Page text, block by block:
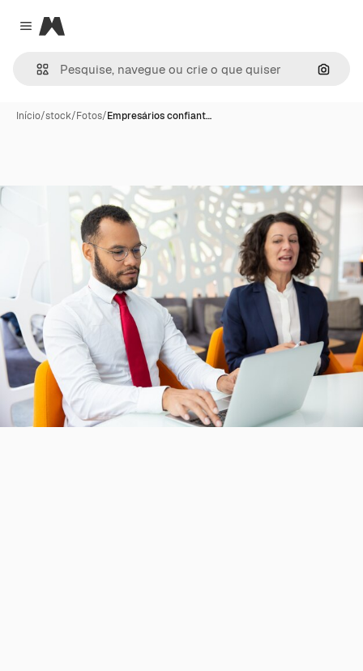
Close menu
Magnific
Início/stock/Fotos/Empresários confiant…